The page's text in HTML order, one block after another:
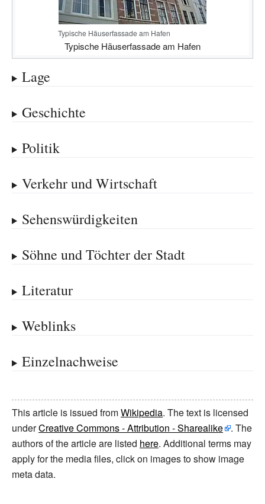
Typische Häuserfassade am Hafen
Typische Häuserfassade am Hafen
Lage
Geschichte
Politik
Verkehr und Wirtschaft
Sehenswürdigkeiten
Söhne und Töchter der Stadt
Literatur
Weblinks
Einzelnachweise
This article is issued fromWikipedia. The text is licensed
underCreative Commons - Attribution - Sharealike
. The
authors of the article are listed here. Additional terms may
apply for the media files, click on images to show image
meta data.